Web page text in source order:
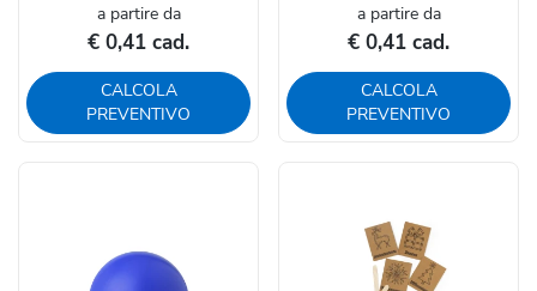
a partire da
€ 0,41 cad.
CALCOLA
PREVENTIVO
a partire da
€ 0,41 cad.
CALCOLA
PREVENTIVO